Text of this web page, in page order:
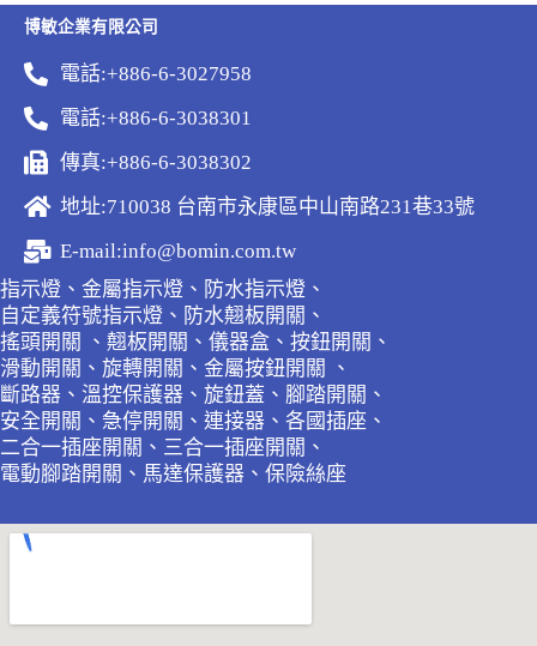
博敏企業有限公司
電話:+886-6-3027958
電話:+886-6-3038301
傳真:+886-6-3038302
地址:710038 台南市永康區中山南路231巷33號
E-mail:info@bomin.com.tw
指示燈、金屬指示燈、防水指示燈、
自定義符號指示燈、防水翹板開關、
搖頭開關 、翹板開關、儀器盒、按鈕開關、
滑動開關、旋轉開關、金屬按鈕開關 、
斷路器、溫控保護器、旋鈕蓋、腳踏開關、
安全開關、急停開關、連接器、各國插座、
二合一插座開關、三合一插座開關、
電動腳踏開關、馬達保護器、保險絲座